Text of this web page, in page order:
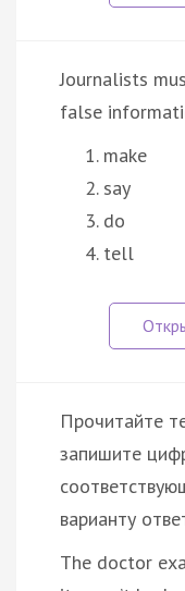
Journalists
false
make
say
do
tell
Прочитайте
запишите
варианту
The doctor